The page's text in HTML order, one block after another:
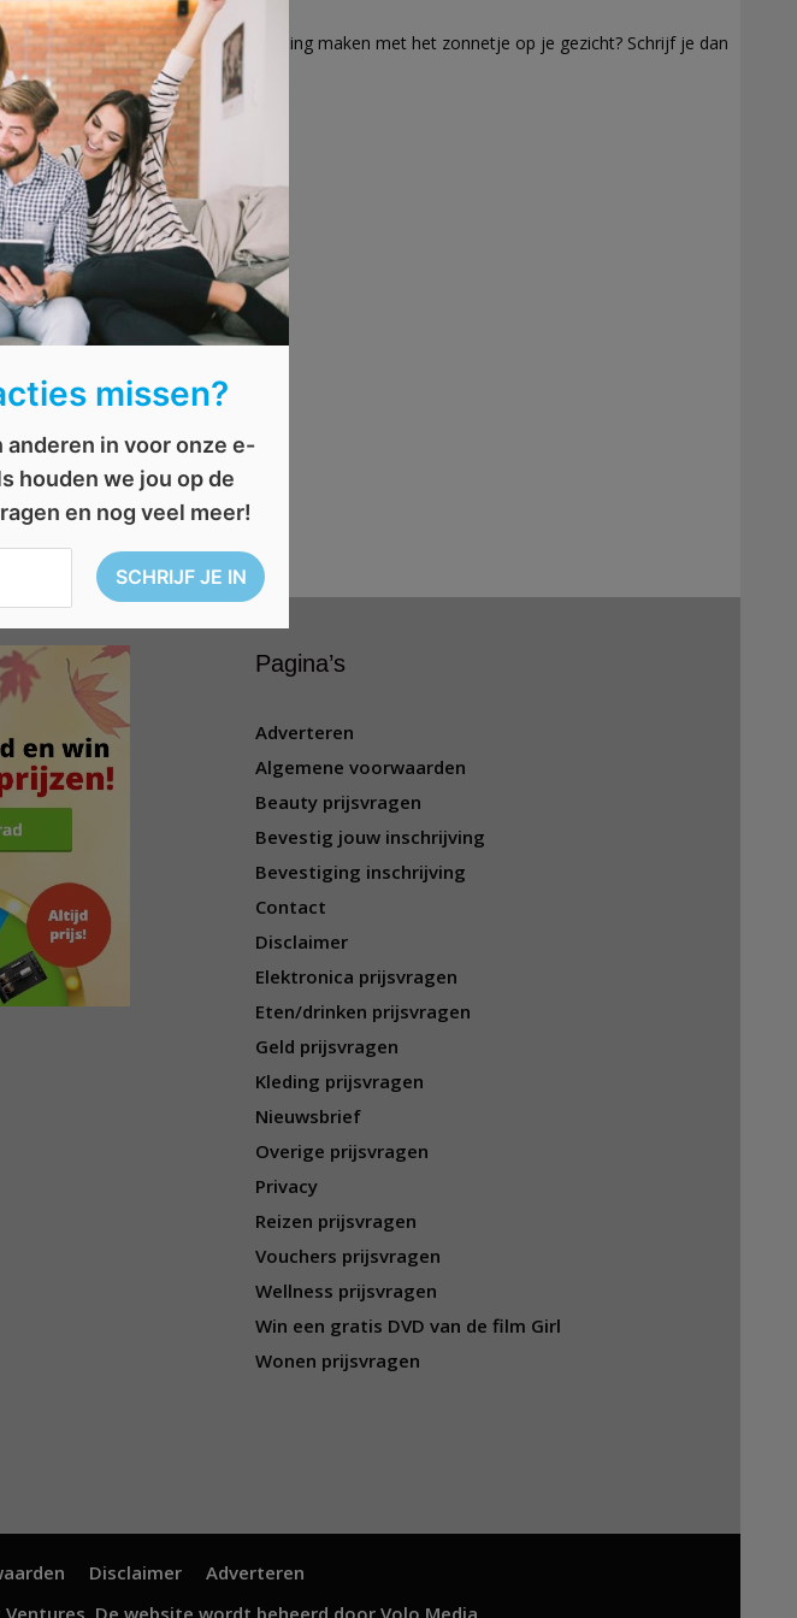
in deze zalige outfit of een wandeling maken met het zonnetje op je gezicht? Schrijf je dan
,winnen
Pagina’s
Adverteren
Algemene voorwaarden
Beauty prijsvragen
Bevestig jouw inschrijving
Bevestiging inschrijving
Contact
Disclaimer
Elektronica prijsvragen
Eten/drinken prijsvragen
Geld prijsvragen
Kleding prijsvragen
Nieuwsbrief
Overige prijsvragen
Privacy
Reizen prijsvragen
Vouchers prijsvragen
Wellness prijsvragen
Win een gratis DVD van de film Girl
Wonen prijsvragen
Disclaimer
Adverteren
missen?
in voor onze e-
houden we jou op de
en nog veel meer!